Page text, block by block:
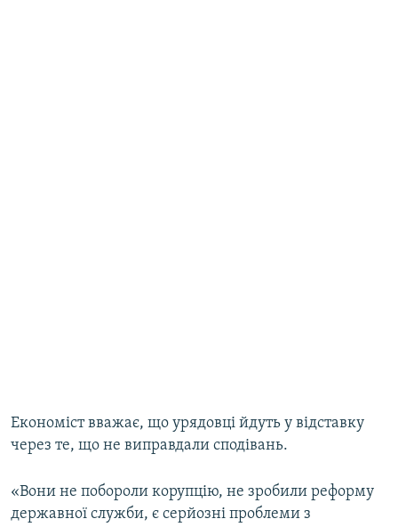
Економіст вважає, що урядовці йдуть у відставку
через те, що не виправдали сподівань.
«Вони не побороли корупцію, не зробили реформу
державної служби, є серйозні проблеми з